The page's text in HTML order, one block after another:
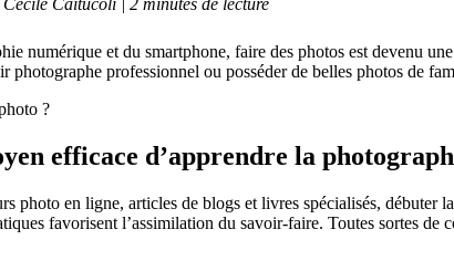
numérique et du smartphone, faire des photos est devenu
photographe professionnel ou posséder de belles photos de
efficace d’apprendre la
photo en ligne, articles de blogs et livres spécialisés, débuter
favorisent l’assimilation du savoir-faire. Toutes sortes